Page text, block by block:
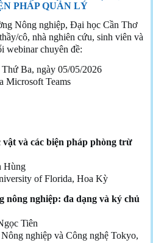
PHÁP QUẢN LÝ
Nông nghiệp, Đại học Cần Thơ
cô, nhà nghiên cứu, sinh viên và
webinar chuyên đề:
Ba, ngày 05/05/2026
Microsoft Teams
và các biện pháp phòng trừ
Hùng
of Florida, Hoa Kỳ
nông nghiệp: đa dạng và ký chủ
Tiên
nghiệp và Công nghệ Tokyo,